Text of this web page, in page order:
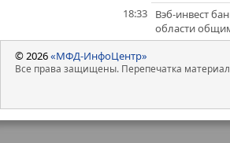
18:33
Вэб-инвест
области
© 2026«МФД-ИнфоЦентр»
Все права защищены. Перепечатка